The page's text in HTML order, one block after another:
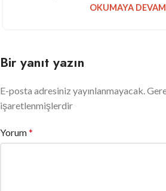
OKUMAYA
Bir yanıt yazın
E-posta adresiniz yayınlanmayacak.
işaretlenmişlerdir
Yorum*